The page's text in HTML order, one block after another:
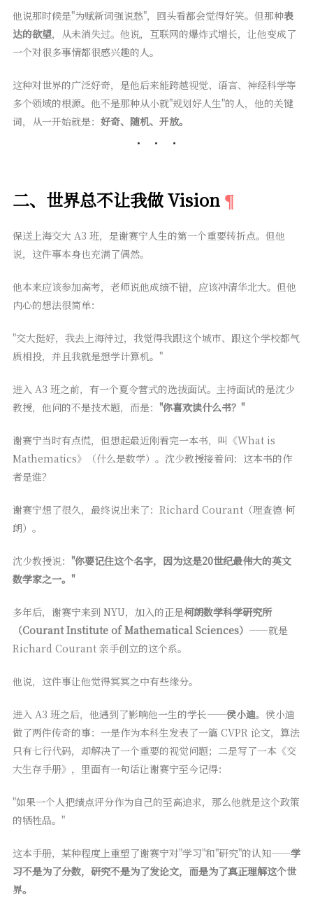
他说那时候是"为赋新词强说愁"，回头看都会觉得好笑。但那种表
达的欲望，从未消失过。他说，互联网的爆炸式增长，让他变成了
一个对很多事情都很感兴趣的人。
这种对世界的广泛好奇，是他后来能跨越视觉、语言、神经科学等
多个领域的根源。他不是那种从小就"规划好人生"的人，他的关键
词，从一开始就是： 好奇、随机、开放。
二、世界总不让我做 Vision
保送上海交大 A3 班，是谢赛宁人生的第一个重要转折点。但他
说，这件事本身也充满了偶然。
他本来应该参加高考，老师说他成绩不错，应该冲清华北大。但他
内心的想法很简单：
"交大挺好，我去上海待过，我觉得我跟这个城市、跟这个学校都气
质相投，并且我就是想学计算机。"
进入 A3 班之前，有一个夏令营式的选拔面试。主持面试的是沈少
教授，他问的不是技术题，而是： "你喜欢读什么书？"
谢赛宁当时有点慌，但想起最近刚看完一本书，叫《What is
Mathematics》（什么是数学）。沈少教授接着问：这本书的作
者是谁？
谢赛宁想了很久，最终说出来了：Richard Courant（理查德·柯
朗）。
沈少教授说： "你要记住这个名字，因为这是20世纪最伟大的英文
数学家之一。"
多年后，谢赛宁来到 NYU，加入的正是柯朗数学科学研究所
（Courant Institute of Mathematical Sciences） ——就是
Richard Courant 亲手创立的这个系。
他说，这件事让他觉得冥冥之中有些缘分。
进入 A3 班之后，他遇到了影响他一生的学长——侯小迪。侯小迪
做了两件传奇的事：一是作为本科生发表了一篇 CVPR 论文，算法
只有七行代码，却解决了一个重要的视觉问题；二是写了一本《交
大生存手册》，里面有一句话让谢赛宁至今记得：
"如果一个人把绩点评分作为自己的至高追求，那么他就是这个政策
的牺牲品。"
这本手册，某种程度上重塑了谢赛宁对"学习"和"研究"的认知——学
习不是为了分数，研究不是为了发论文，而是为了真正理解这个世
界。